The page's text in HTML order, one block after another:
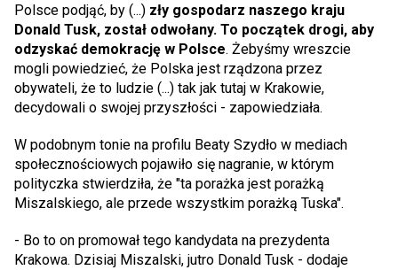
Polsce podjąć, by (...) zły gospodarz naszego kraju
Donald Tusk, został odwołany. To początek drogi, aby
odzyskać demokrację w Polsce. Żebyśmy wreszcie
mogli powiedzieć, że Polska jest rządzona przez
obywateli, że to ludzie (...) tak jak tutaj w Krakowie,
decydowali o swojej przyszłości - zapowiedziała.
W podobnym tonie na profilu Beaty Szydło w mediach
społecznościowych pojawiło się nagranie, w którym
polityczka stwierdziła, że "ta porażka jest porażką
Miszalskiego, ale przede wszystkim porażką Tuska".
- Bo to on promował tego kandydata na prezydenta
Krakowa. Dzisiaj Miszalski, jutro Donald Tusk - dodaje